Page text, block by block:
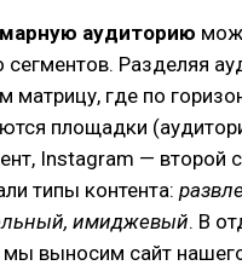
аудиторию
сегментов. Разделяя
матрицу, где по
площадки
Instagram — второй
типы контента:
имиджевый. В
мы выносим сайт